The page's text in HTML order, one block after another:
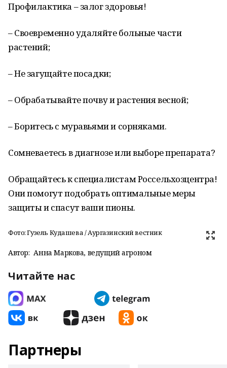
Профилактика – залог здоровья!
– Своевременно удаляйте больные части
растений;
– Не загущайте посадки;
– Обрабатывайте почву и растения весной;
– Боритесь с муравьями и сорняками.
Сомневаетесь в диагнозе или выборе препарата?
Обращайтесь к специалистам Россельхозцентра!
Они помогут подобрать оптимальные меры
защиты и спасут ваши пионы.
Фото: Гузель Кудашева / Аургазинский вестник
Автор: Анна Маркова, ведущий агроном
Читайте нас
Партнеры